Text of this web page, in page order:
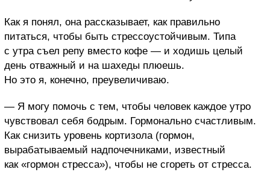
Как я понял, она рассказывает, как правильно
питаться, чтобы быть стрессоустойчивым. Типа
с утра съел репу вместо кофе — и ходишь целый
день отважный и на шахеды плюешь.
Но это я, конечно, преувеличиваю.
— Я могу помочь с тем, чтобы человек каждое утро
чувствовал себя бодрым. Гормонально счастливым.
Как снизить уровень кортизола (гормон,
вырабатываемый надпочечниками, известный
как «гормон стресса»), чтобы не сгореть от стресса.